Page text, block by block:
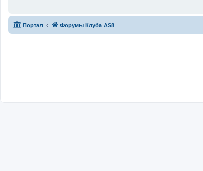
Портал Форумы Клуба AS8
Связаться с